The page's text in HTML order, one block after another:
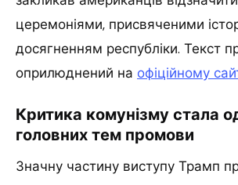
церемоніями, присвяченими
досягненням республіки. Текст
оприлюднений на офіційному
Критика комунізму стала
головних тем промови
Значну частину виступу Трамп